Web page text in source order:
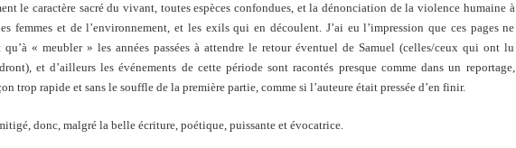
le caractère sacré du vivant, toutes espèces confondues, et la dénonciation de la violence humaine à
femmes et de l’environnement, et les exils qui en découlent. J’ai eu l’impression que ces pages ne
qu’à « meubler » les années passées à attendre le retour éventuel de Samuel (celles/ceux qui ont lu
et d’ailleurs les événements de cette période sont racontés presque comme dans un reportage,
trop rapide et sans le souffle de la première partie, comme si l’auteure était pressée d’en finir.
donc, malgré la belle écriture, poétique, puissante et évocatrice.